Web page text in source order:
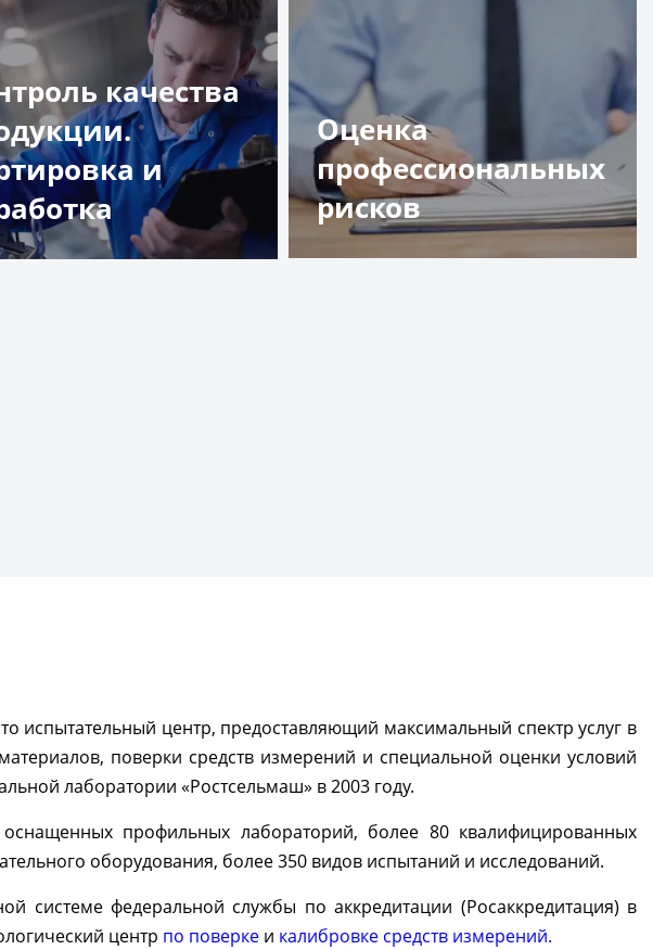
Подробнее Подробнее
качества
и
Оценка
профессиональных
рисков
испытательный центр, предоставляющий максимальный спектр услуг в
поверки средств измерений и специальной оценки условий
лаборатории «Ростсельмаш» в 2003 году.
профильных лабораторий, более 80 квалифицированных
оборудования, более 350 видов испытаний и исследований.
системе федеральной службы по аккредитации (Росаккредитация) в
центр по поверке и калибровке средств измерений.